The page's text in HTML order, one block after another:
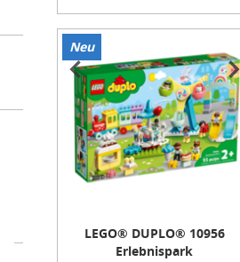
Neu
Item
LEGO® DUPLO® 10956
Erlebnispark